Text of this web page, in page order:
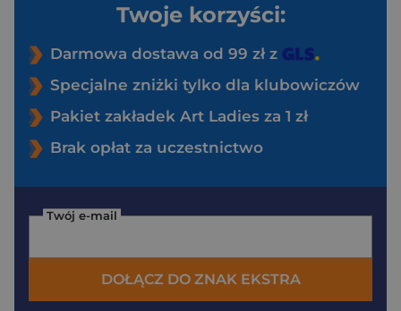
Twoje korzyści:
Darmowa dostawa od 99 zł z
Specjalne zniżki tylko dla klubowiczów
Pakiet zakładek Art Ladies za 1 zł
Brak opłat za uczestnictwo
Twój e-mail
DOŁĄCZ DO ZNAK EKSTRA